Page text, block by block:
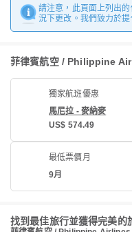
請注意，此頁面上列出
況下更改。我們致力於
菲律賓航空 / Philippine
獨家航班優惠
馬尼拉 - 麥納麥
US$ 574.49
最低票價月
9月
找到最佳旅行並獲得完美的